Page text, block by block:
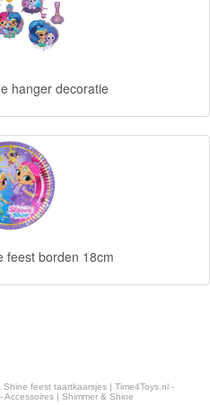
hanger decoratie
feest borden 18cm
Shine feest taartkaarsjes | Time4Toys.nl -
| Shimmer & Shine